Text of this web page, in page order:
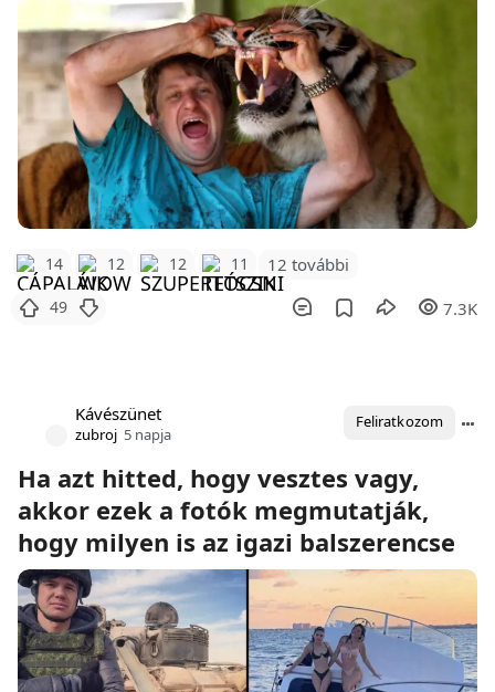
14 12 12 11 12 további
49 7.3K
Kávészünet
zubroj 5 napja
Feliratkozom
Ha azt hitted, hogy vesztes vagy,
akkor ezek a fotók megmutatják,
hogy milyen is az igazi balszerencse